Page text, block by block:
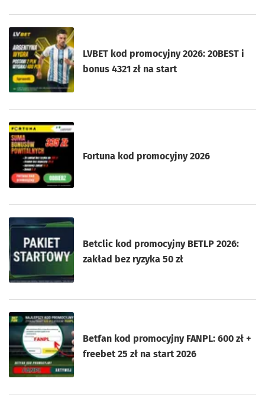
LVBET kod promocyjny 2026: 20BEST i
bonus 4321 zł na start
Fortuna kod promocyjny 2026
Betclic kod promocyjny BETLP 2026:
zakład bez ryzyka 50 zł
Betfan kod promocyjny FANPL: 600 zł +
freebet 25 zł na start 2026